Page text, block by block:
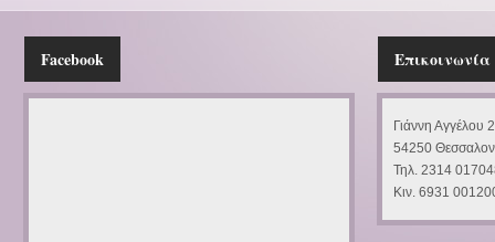
Facebook Επικοινωνία
Γιάννη Αγγέλου
54250
Τηλ. 2314
Κιν. 6931